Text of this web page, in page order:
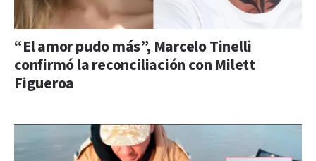
“El amor pudo más”, Marcelo Tinelli
confirmó la reconciliación con Milett
Figueroa